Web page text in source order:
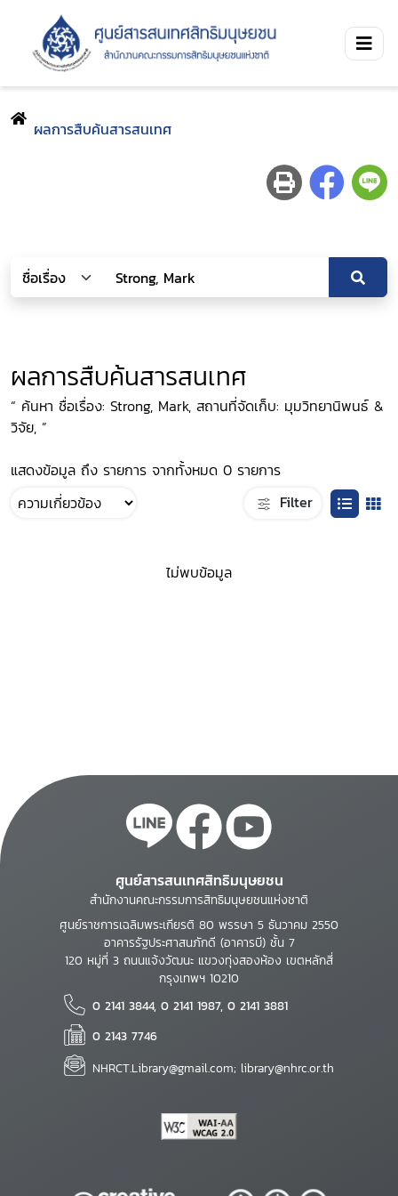
ผลการสืบค้นสารสนเทศ
ผลการสืบค้นสารสนเทศ
“ ค้นหา ชื่อเรื่อง: Strong, Mark, สถานที่จัดเก็บ: มุมวิทยานิพนธ์ &
วิจัย, ”
แสดงข้อมูล ถึง รายการ จากทั้งหมด 0 รายการ
Filter
ไม่พบข้อมูล
ศูนย์สารสนเทศสิทธิมนุษยชน
สำนักงานคณะกรรมการสิทธิมนุษยชนแห่งชาติ
ศูนย์ราชการเฉลิมพระเกียรติ 80 พรรษา 5 ธันวาคม 2550
อาคารรัฐประศาสนภักดี (อาคารบี) ชั้น 7
120 หมู่ที่ 3 ถนนแจ้งวัฒนะ แขวงทุ่งสองห้อง เขตหลักสี่
กรุงเทพฯ 10210
0 2141 3844, 0 2141 1987, 0 2141 3881
0 2143 7746
NHRCT.Library@gmail.com; library@nhrc.or.th